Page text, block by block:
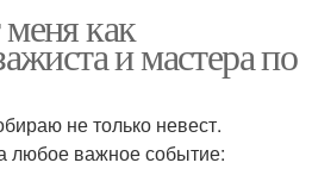
как
и мастера по
не только невест.
любое важное событие: